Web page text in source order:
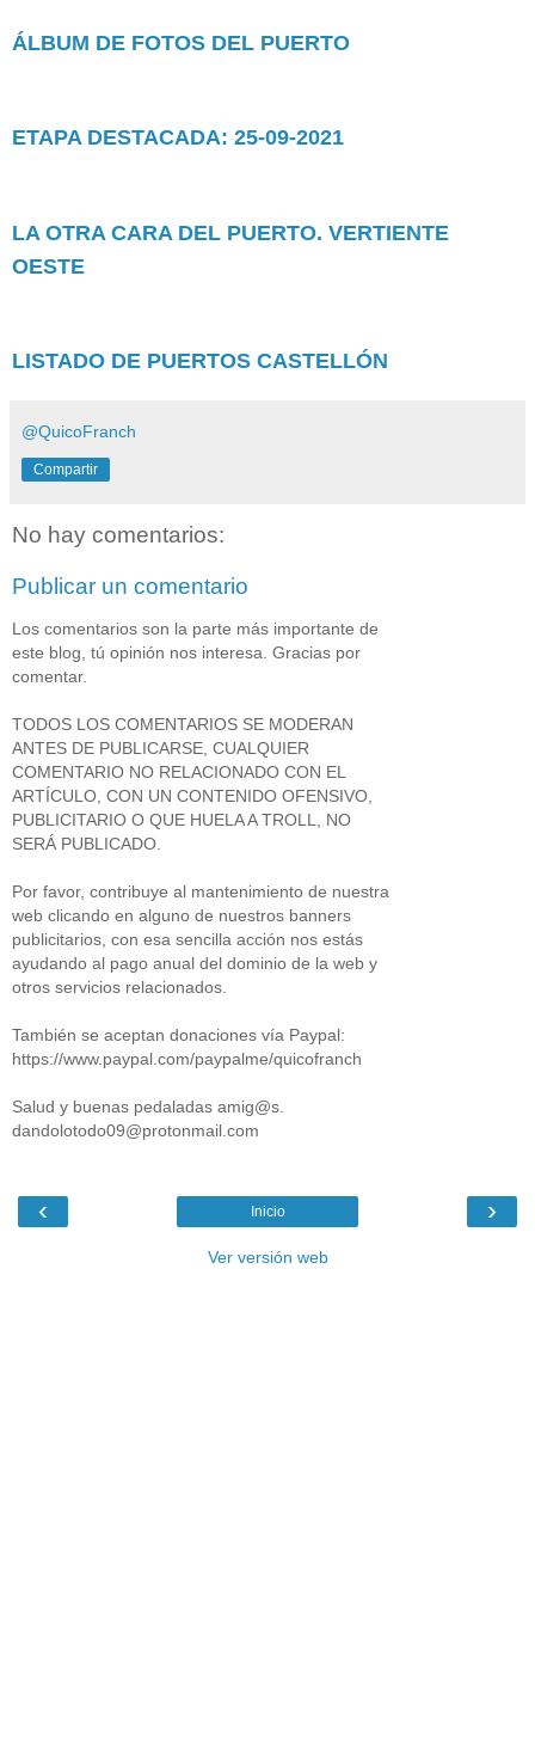
ÁLBUM DE FOTOS DEL PUERTO
ETAPA DESTACADA: 25-09-2021
LA OTRA CARA DEL PUERTO. VERTIENTE
OESTE
LISTADO DE PUERTOS CASTELLÓN
@QuicoFranch
Compartir
No hay comentarios:
Publicar un comentario
Los comentarios son la parte más importante de
este blog, tú opinión nos interesa. Gracias por
comentar.
TODOS LOS COMENTARIOS SE MODERAN
ANTES DE PUBLICARSE, CUALQUIER
COMENTARIO NO RELACIONADO CON EL
ARTÍCULO, CON UN CONTENIDO OFENSIVO,
PUBLICITARIO O QUE HUELA A TROLL, NO
SERÁ PUBLICADO.
Por favor, contribuye al mantenimiento de nuestra
web clicando en alguno de nuestros banners
publicitarios, con esa sencilla acción nos estás
ayudando al pago anual del dominio de la web y
otros servicios relacionados.
También se aceptan donaciones vía Paypal:
https://www.paypal.com/paypalme/quicofranch
Salud y buenas pedaladas amig@s.
dandolotodo09@protonmail.com
‹ ›
Inicio
Ver versión web